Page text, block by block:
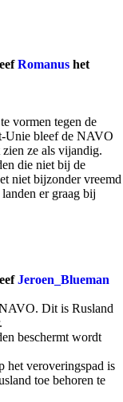
Romanus het
vormen tegen de
Unie bleef de NAVO
ze als vijandig.
die niet bij de
niet bijzonder vreemd
er graag bij
Jeroen_Blueman
Dit is Rusland
beschermt wordt
het veroveringspad is
toe behoren te